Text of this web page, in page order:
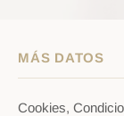
MÁS DATOS
Cookies,